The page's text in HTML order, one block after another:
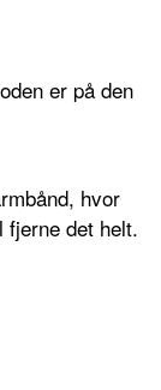
er på den
hvor
det helt.